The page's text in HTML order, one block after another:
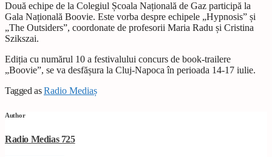
Două echipe de la Colegiul Școala Națională de Gaz participă la
Gala Națională Boovie. Este vorba despre echipele „Hypnosis” și
„The Outsiders”, coordonate de profesorii Maria Radu și Cristina
Szikszai.
Ediția cu numărul 10 a festivalului concurs de book-trailere
„Boovie”, se va desfășura la Cluj-Napoca în perioada 14-17 iulie.
Tagged asRadio Mediaș
Author
Radio Medias 725